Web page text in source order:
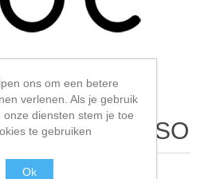
koelkast BuSO
ons om een betere
verlenen. Als je gebruik
onze diensten stem je toe
te gebruiken
Ok